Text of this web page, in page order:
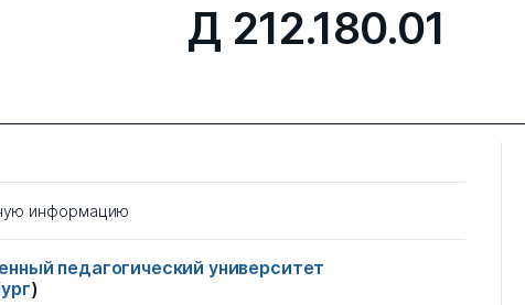
Д 212.180.01
информацию
педагогический университет
)